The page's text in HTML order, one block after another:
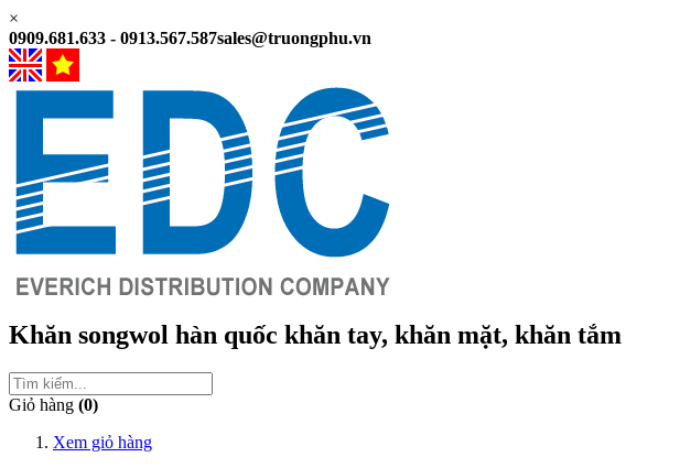
×
0909.681.633 - 0913.567.587sales@truongphu.vn
Khăn songwol hàn quốc khăn tay, khăn mặt, khăn tắm
Giỏ hàng (0)
Xem giỏ hàng